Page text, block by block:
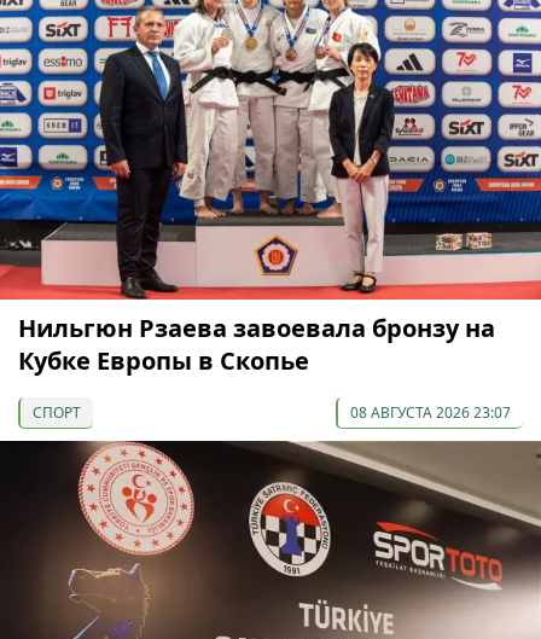
Нильгюн Рзаева завоевала бронзу на
Кубке Европы в Скопье
СПОРТ 08 АВГУСТА 2026 23:07